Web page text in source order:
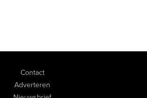
Contact
Adverteren